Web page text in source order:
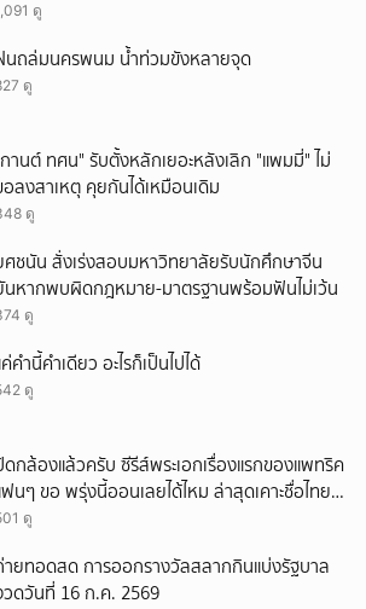
ดู
นถล่มนครพนม น้ำท่วมขังหลายจุด
ดู
านต์ ทศน" รับตั้งหลักเยอะหลังเลิก "แพมมี่" ไม่
อลงสาเหตุ คุยกันได้เหมือนเดิม
ดู
ชนัน สั่งเร่งสอบมหาวิทยาลัยรับนักศึกษาจีน
หากพบผิดกฎหมาย-มาตรฐานพร้อมฟันไม่เว้น
ดู
คำนี้คำเดียว อะไรก็เป็นไปได้
ดู
กล้องแล้วครับ ซีรีส์พระเอกเรื่องแรกของแพทริค
ฟนๆ ขอ พรุ่งนี้ออนเลยได้ไหม ล่าสุดเคาะชื่อไทย
ว ดู
ยทอดสด การออกรางวัลสลากกินแบ่งรัฐบาล
ดวันที่ 16 ก.ค. 2569